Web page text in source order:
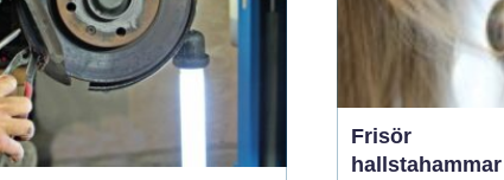
Frisör
hallstahammar så